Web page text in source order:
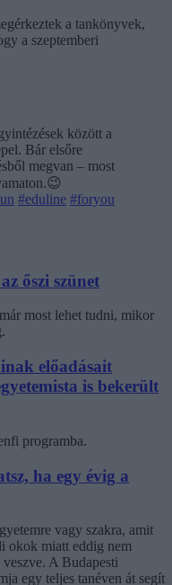
a tankönyvek,
a szeptemberi
között a
Bár elsőre
megvan – most
#eduline #foryou
őszi szünet
most lehet tudni, mikor
előadásait
is bekerült
programba.
ha egy évig a
vagy szakra, amit
okok miatt eddig nem
A Budapesti
egy teljes tanéven át segít